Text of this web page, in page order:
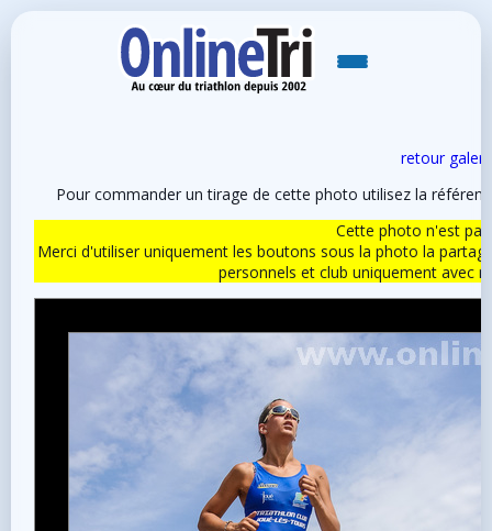
retour
Pour commander un tirage de cette photo utilisez la
Cette photo n'est
Merci d'utiliser uniquement les boutons sous la photo la
personnels et club uniquement avec